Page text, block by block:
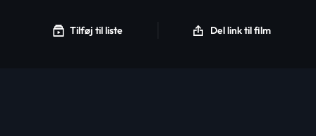
Tilføj til liste Del link til film